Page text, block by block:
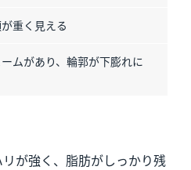
重く見える
ムがあり、輪郭が下膨れに
が強く、脂肪がしっかり残